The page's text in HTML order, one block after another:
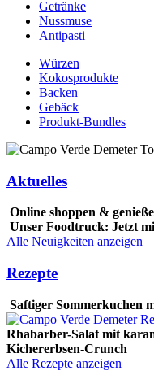
Getränke
Nussmuse
Antipasti
Würzen
Kokosprodukte
Backen
Gebäck
Produkt-Bundles
Aktuelles
Online shoppen &
Unser Foodtruck: Jetzt
Alle Neuigkeiten anzeigen
Rezepte
Saftiger Sommerkuchen
Rhabarber-Salat mit
Kichererbsen-Crunch
Alle Rezepte anzeigen